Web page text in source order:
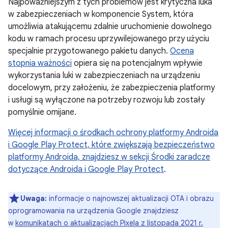
Najpoważniejszym z tych problemów jest krytyczna luka
w zabezpieczeniach w komponencie System, która
umożliwia atakującemu zdalnie uruchomienie dowolnego
kodu w ramach procesu uprzywilejowanego przy użyciu
specjalnie przygotowanego pakietu danych. Ocena
stopnia ważności opiera się na potencjalnym wpływie
wykorzystania luki w zabezpieczeniach na urządzeniu
docelowym, przy założeniu, że zabezpieczenia platformy
i usługi są wyłączone na potrzeby rozwoju lub zostały
pomyślnie omijane.
Więcej informacji o środkach ochrony platformy Androida
i Google Play Protect, które zwiększają bezpieczeństwo
platformy Androida, znajdziesz w sekcji Środki zaradcze
dotyczące Androida i Google Play Protect.
Uwaga: informacje o najnowszej aktualizacji OTA i obrazu
oprogramowania na urządzenia Google znajdziesz
w komunikatach o aktualizacjach Pixela z listopada 2021 r.